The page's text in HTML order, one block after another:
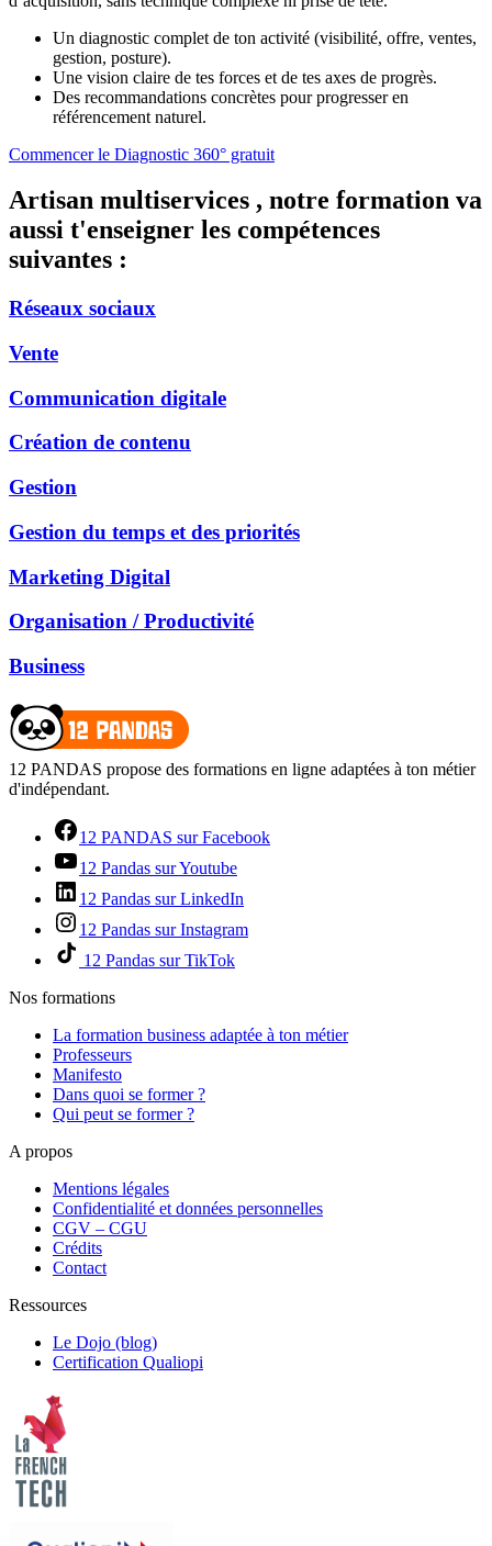
Un diagnostic complet de ton activité (visibilité, offre, ventes,
gestion, posture).
Une vision claire de tes forces et de tes axes de progrès.
Des recommandations concrètes pour progresser en
référencement naturel.
Commencer le Diagnostic 360° gratuit
Artisan multiservices , notre formation va
aussi t'enseigner les compétences
suivantes :
Réseaux sociaux
Vente
Communication digitale
Création de contenu
Gestion
Gestion du temps et des priorités
Marketing Digital
Organisation / Productivité
Business
12 PANDAS propose des formations en ligne adaptées à ton métier
d'indépendant.
12 PANDAS sur Facebook
12 Pandas sur Youtube
12 Pandas sur LinkedIn
12 Pandas sur Instagram
12 Pandas sur TikTok
Nos formations
La formation business adaptée à ton métier
Professeurs
Manifesto
Dans quoi se former ?
Qui peut se former ?
A propos
Mentions légales
Confidentialité et données personnelles
CGV – CGU
Crédits
Contact
Ressources
Le Dojo (blog)
Certification Qualiopi